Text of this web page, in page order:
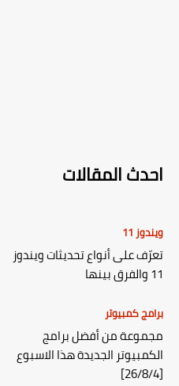
احدث المقالات
ويندوز 11
تعرّف على أنواع تحديثات ويندوز
11 والفرق بينها
برامج كمبيوتر
مجموعة من أفضل برامج
الكمبيوتر الجديدة هذا الاسبوع
[26/8/4]